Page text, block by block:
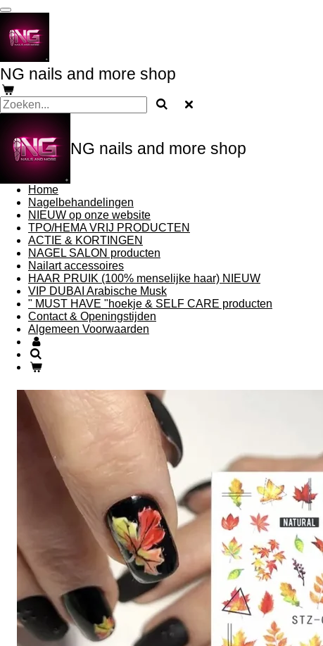
Ga
direct
naar
de
hoofdinhoud
NG nails and more shop
NG nails and more shop
Home
Nagelbehandelingen
NIEUW op onze website
TPO/HEMA VRIJ PRODUCTEN
ACTIE & KORTINGEN
NAGEL SALON producten
Nailart accessoires
HAAR PRUIK (100% menselijke haar) NIEUW
VIP DUBAI Arabische Musk
" MUST HAVE "hoekje & SELF CARE producten
Contact & Openingstijden
Algemeen Voorwaarden